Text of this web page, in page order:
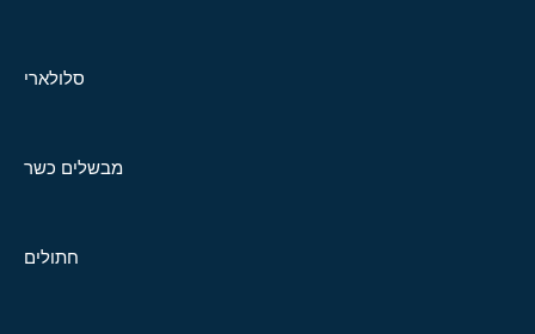
סלולארי
מבשלים כשר
חתולים